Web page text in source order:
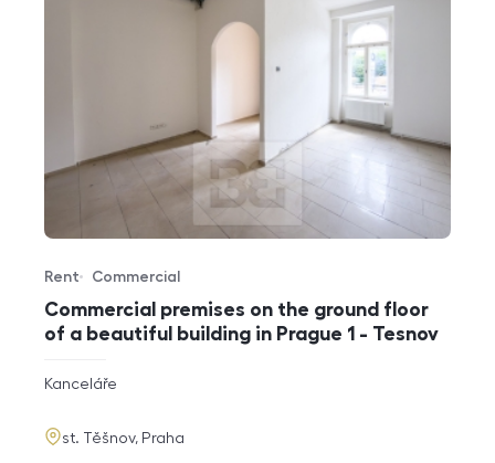
Commercial premises on the ground floor
of a beautiful building in Prague 1 - Tesnov
Offer type
Rent
Property type
Commercial
rozměry
disposition
Kanceláře
adresa
st. Těšnov, Praha